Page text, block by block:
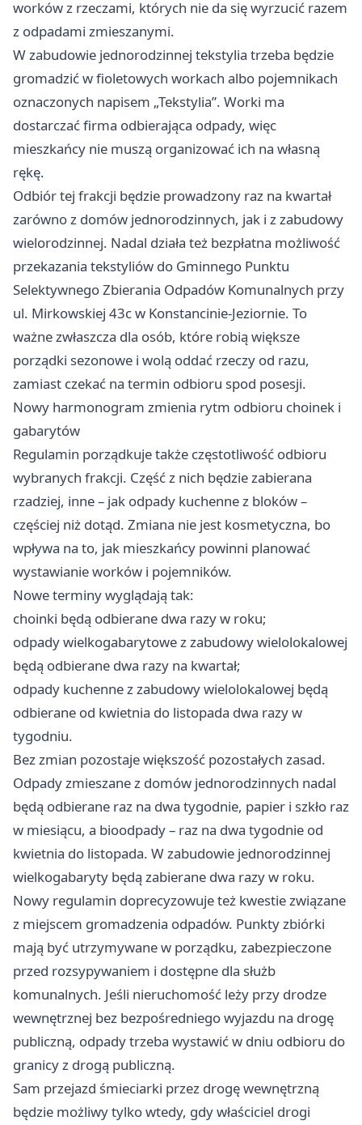
worków z rzeczami, których nie da się wyrzucić razem
z odpadami zmieszanymi.
W zabudowie jednorodzinnej tekstylia trzeba będzie
gromadzić w fioletowych workach albo pojemnikach
oznaczonych napisem „Tekstylia”. Worki ma
dostarczać firma odbierająca odpady, więc
mieszkańcy nie muszą organizować ich na własną
rękę.
Odbiór tej frakcji będzie prowadzony raz na kwartał
zarówno z domów jednorodzinnych, jak i z zabudowy
wielorodzinnej. Nadal działa też bezpłatna możliwość
przekazania tekstyliów do Gminnego Punktu
Selektywnego Zbierania Odpadów Komunalnych przy
ul. Mirkowskiej 43c w Konstancinie-Jeziornie. To
ważne zwłaszcza dla osób, które robią większe
porządki sezonowe i wolą oddać rzeczy od razu,
zamiast czekać na termin odbioru spod posesji.
Nowy harmonogram zmienia rytm odbioru choinek i
gabarytów
Regulamin porządkuje także częstotliwość odbioru
wybranych frakcji. Część z nich będzie zabierana
rzadziej, inne – jak odpady kuchenne z bloków –
częściej niż dotąd. Zmiana nie jest kosmetyczna, bo
wpływa na to, jak mieszkańcy powinni planować
wystawianie worków i pojemników.
Nowe terminy wyglądają tak:
choinki będą odbierane dwa razy w roku;
odpady wielkogabarytowe z zabudowy wielolokalowej
będą odbierane dwa razy na kwartał;
odpady kuchenne z zabudowy wielolokalowej będą
odbierane od kwietnia do listopada dwa razy w
tygodniu.
Bez zmian pozostaje większość pozostałych zasad.
Odpady zmieszane z domów jednorodzinnych nadal
będą odbierane raz na dwa tygodnie, papier i szkło raz
w miesiącu, a bioodpady – raz na dwa tygodnie od
kwietnia do listopada. W zabudowie jednorodzinnej
wielkogabaryty będą zabierane dwa razy w roku.
Nowy regulamin doprecyzowuje też kwestie związane
z miejscem gromadzenia odpadów. Punkty zbiórki
mają być utrzymywane w porządku, zabezpieczone
przed rozsypywaniem i dostępne dla służb
komunalnych. Jeśli nieruchomość leży przy drodze
wewnętrznej bez bezpośredniego wyjazdu na drogę
publiczną, odpady trzeba wystawić w dniu odbioru do
granicy z drogą publiczną.
Sam przejazd śmieciarki przez drogę wewnętrzną
będzie możliwy tylko wtedy, gdy właściciel drogi